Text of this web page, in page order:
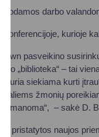
darbo
konferencijoje, kurioje
pasveikino
„biblioteka“ – tai
kuria siekiama kurti
realiems žmonių
– sakė D.
tik pristatytos naujos